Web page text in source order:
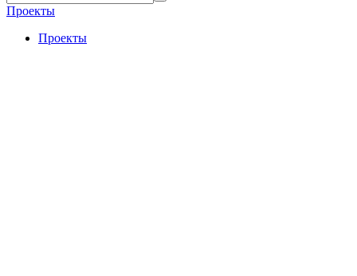
Проекты
Проекты